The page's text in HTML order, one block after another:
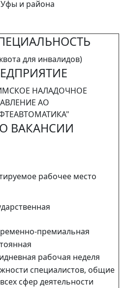
Уфы и района
для инвалидов)
НАЛАДОЧНОЕ
АО
ВАКАНСИИ
рабочее место
премиальная
рабочая неделя
специалистов, общие
сфер деятельности